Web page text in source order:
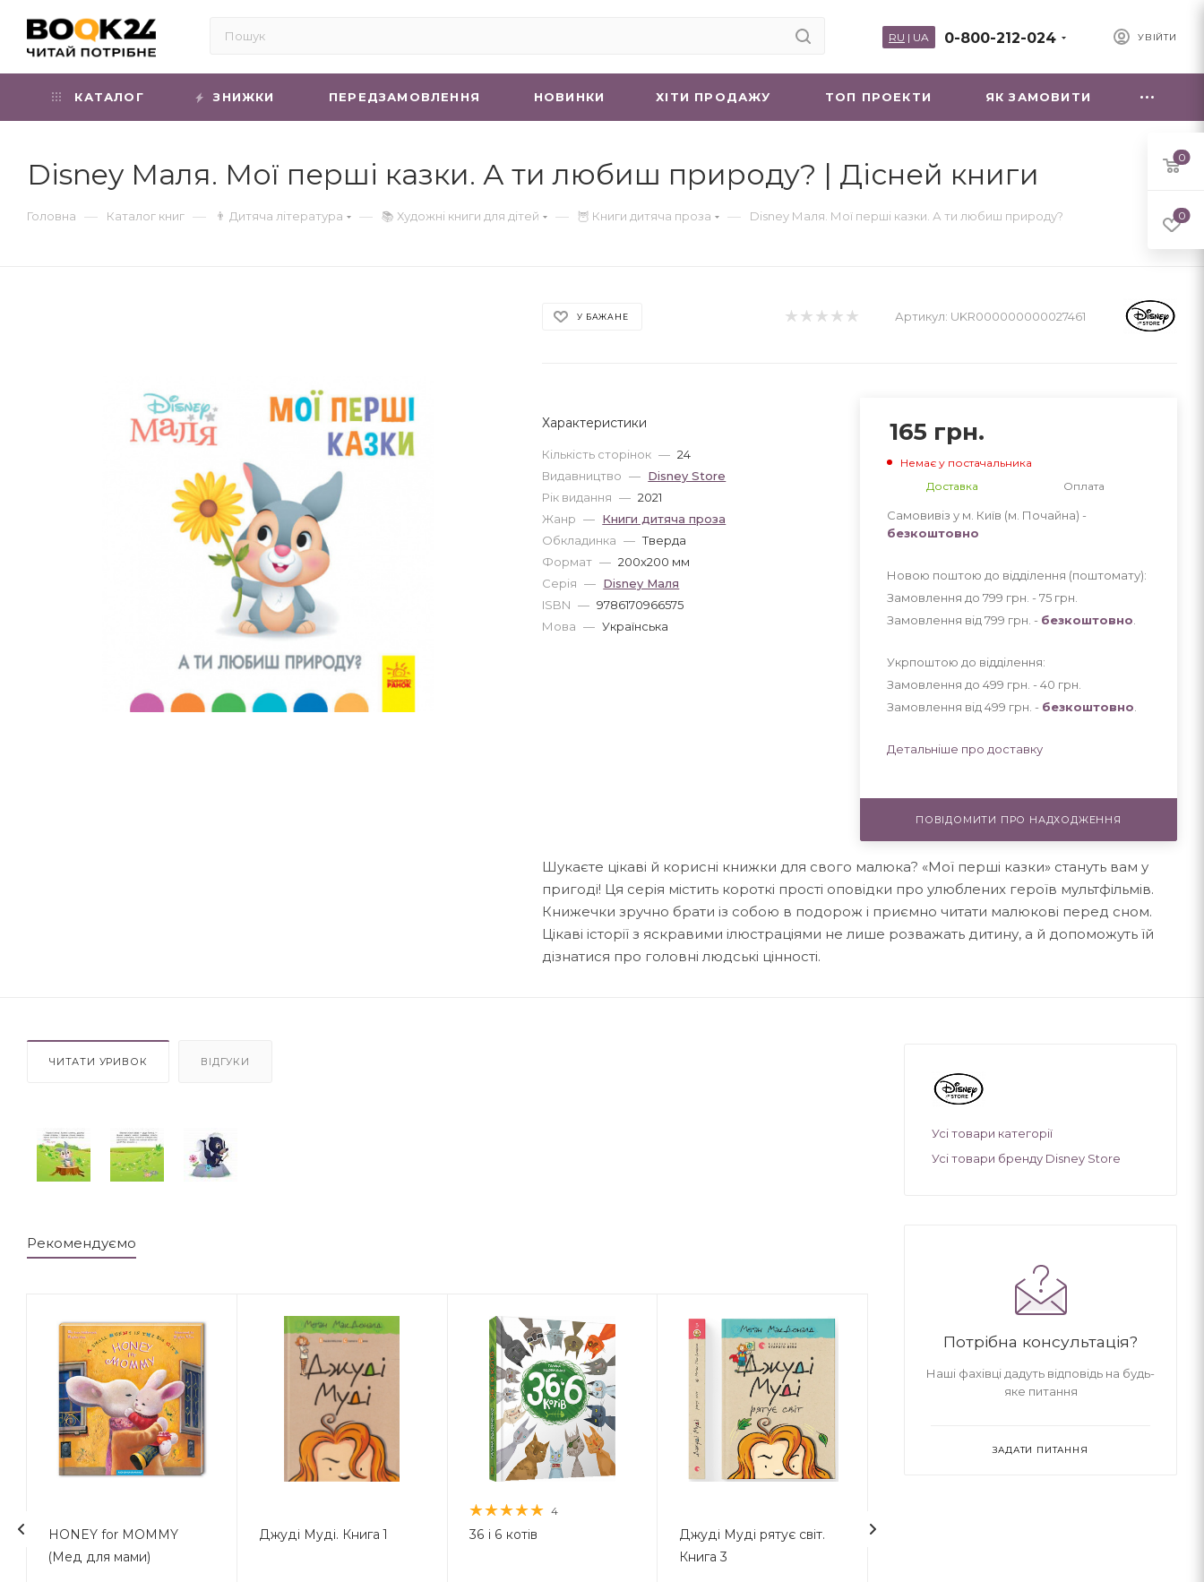
УВІЙТИ
0-800-212-024
RU | UA
КАТАЛОГ ЗНИЖКИ ПЕРЕДЗАМОВЛЕННЯ НОВИНКИ ХIТИ ПРОДАЖУ ТОП ПРОЕКТИ ЯК ЗАМОВИТИ
Disney Маля. Мої перші казки. А ти любиш природу? | Дісней книги
Головна — Каталог книг — 👨 Дитяча література — 📚 Художні книги для дітей — 🦉 Книги дитяча проза — Disney Маля. Мої перші казки. А ти любиш природу?
У БАЖАНЕ Артикул: UKR000000000027461
Характеристики
Кількість сторінок — 24
Видавництво — Disney Store
Рік видання — 2021
Жанр — Книги дитяча проза
Обкладинка — Тверда
Формат — 200x200 мм
Серія — Disney Маля
ISBN — 9786170966575
Мова — Українська
165 грн.
Немає у постачальника
Доставка
Оплата
Самовивіз у м. Київ (м. Почайна) -
безкоштовно
Новою поштою до відділення (поштомату):
Замовлення до 799 грн. - 75 грн
Замовлення від 799 грн. - безкоштовно
Укрпоштою до відділення:
Замовлення до 499 грн. - 40 грн
Замовлення від 499 грн. - безкоштовно
Детальніше про доставку
ПОВІДОМИТИ ПРО НАДХОДЖЕННЯ
Шукаєте цікаві й корисні книжки для свого малюка? «Мої перші казки» стануть вам у
пригоді! Ця серія містить короткі прості оповідки про улюблених героїв мультфільмів.
Книжечки зручно брати із собою в подорож і приємно читати малюкові перед сном.
Цікаві історії з яскравими ілюстраціями не лише розважать дитину, а й допоможуть їй
дізнатися про головні людські цінності.
ЧИТАТИ УРИВОК ВІДГУКИ
Рекомендуємо
HONEY for MOMMY
(Мед для мами)
Джуді Муді. Книга 1
4
36 і 6 котів
Джуді Муді рятує світ.
Книга 3
Усі товари категорії
Усі товари бренду Disney Store
Потрібна консультація?
Наші фахівці дадуть відповідь на будь-
яке питання
ЗАДАТИ ПИТАННЯ
0
0